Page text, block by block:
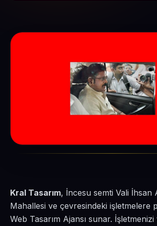
Kral Tasarım, İncesu semti Vali İhsan
Mahallesi ve çevresindeki işletmelere
Web Tasarım Ajansı sunar.